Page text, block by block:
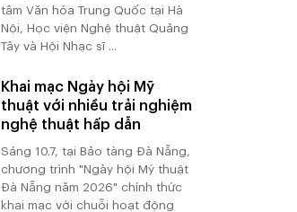
tâm Văn hóa Trung Quốc tại Hà
Nội, Học viện Nghệ thuật Quảng
Tây và Hội Nhạc sĩ ...
Khai mạc Ngày hội Mỹ
thuật với nhiều trải nghiệm
nghệ thuật hấp dẫn
Sáng 10.7, tại Bảo tàng Đà Nẵng,
chương trình "Ngày hội Mỹ thuật
Đà Nẵng năm 2026" chính thức
khai mạc với chuỗi hoạt động